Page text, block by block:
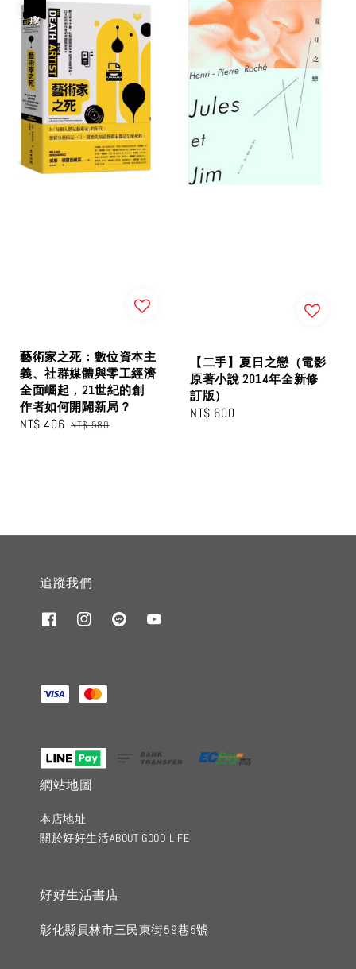
藝術家之死：數位資本主
義、社群媒體與零工經濟
全面崛起，21世紀的創
作者如何開闢新局？
Sale
NT$ 406 Regular
NT$ 580
【二手】夏日之戀（電影
原著小說 2014年全新修
訂版）
Regular
NT$ 600
追蹤我們
網站地圖
本店地址
關於好好生活ABOUT GOOD LIFE
好好生活書店
彰化縣員林市三民東街59巷5號